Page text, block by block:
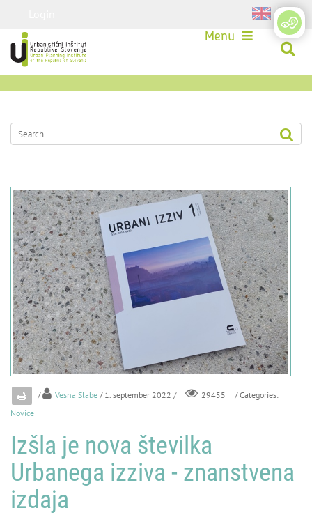
Menu
/ Vesna Slabe / 1. september 2022 / 29455
/ Categories:
Novice
Izšla je nova številka
Urbanega izziva - znanstvena
izdaja